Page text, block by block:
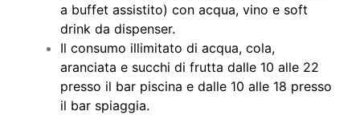
a buffet assistito) con acqua, vino e soft
drink da dispenser.
Il consumo illimitato di acqua, cola,
aranciata e succhi di frutta dalle 10 alle 22
presso il bar piscina e dalle 10 alle 18 presso
il bar spiaggia.